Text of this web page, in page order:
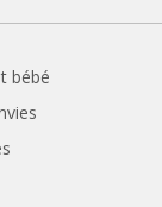
bébé